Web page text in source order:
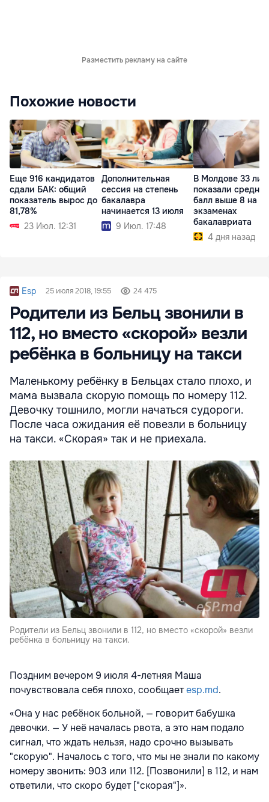
Разместить рекламу на сайте
Похожие новости
Еще 916 кандидатов
сдали БАК: общий
показатель вырос до
81,78%
23 Июл. 12:31
Дополнительная
сессия на степень
бакалавра
начинается 13 июля
9 Июл. 17:48
В Молдове 33
показали
балл выше 8 на
экзаменах
бакалавриата
4 дня назад
Esp 25 июля 2018, 19:55 24 475
Родители из Бельц звонили в
112, но вместо «скорой» везли
ребёнка в больницу на такси
Маленькому ребёнку в Бельцах стало плохо, и
мама вызвала скорую помощь по номеру 112.
Девочку тошнило, могли начаться судороги.
После часа ожидания её повезли в больницу
на такси. «Скорая» так и не приехала.
Родители из Бельц звонили в 112, но вместо «скорой» везли
ребёнка в больницу на такси.
Поздним вечером 9 июля 4-летняя Маша
почувствовала себя плохо, сообщаетesp.md.
«Она у нас ребёнок больной, — говорит бабушка
девочки. — У неё началась рвота, а это нам подало
сигнал, что ждать нельзя, надо срочно вызывать
"скорую". Началось с того, что мы не знали по какому
номеру звонить: 903 или 112. [Позвонили] в 112, и нам
ответили, что скоро будет ["скорая"]».